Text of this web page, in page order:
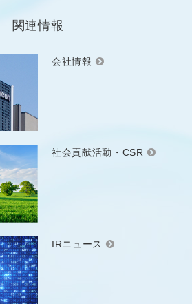
関連情報
会社情報
社会貢献活動・CSR
IRニュース